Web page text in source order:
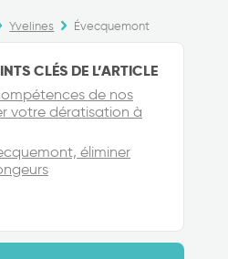
Yvelines Évecquemont
CLÉS DE L’ARTICLE
de nos
votre dératisation à
éliminer